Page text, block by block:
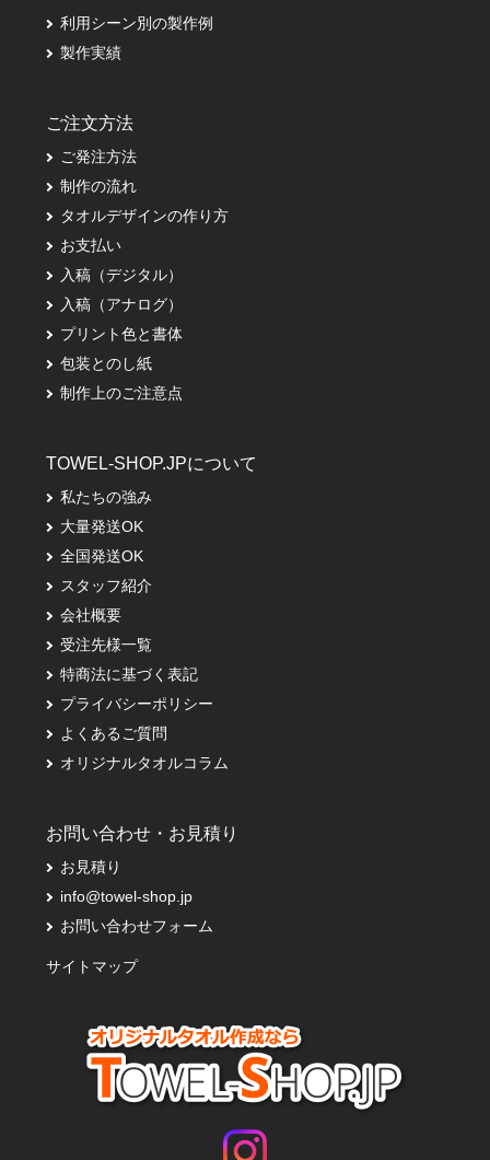
利用シーン別の製作例
製作実績
ご注文方法
ご発注方法
制作の流れ
タオルデザインの作り方
お支払い
入稿（デジタル）
入稿（アナログ）
プリント色と書体
包装とのし紙
制作上のご注意点
TOWEL-SHOP.JPについて
私たちの強み
大量発送OK
全国発送OK
スタッフ紹介
会社概要
受注先様一覧
特商法に基づく表記
プライバシーポリシー
よくあるご質問
オリジナルタオルコラム
お問い合わせ・お見積り
お見積り
info@towel-shop.jp
お問い合わせフォーム
サイトマップ